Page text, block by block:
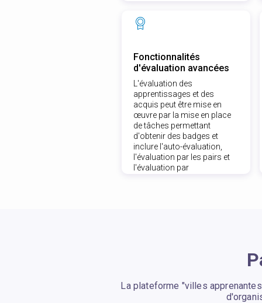
Fonctionnalités
d'évaluation avancées
L'évaluation des
apprentissages et des
acquis peut être mise en
œuvre par la mise en place
de tâches permettant
d'obtenir des badges et
inclure l'auto-évaluation,
l'évaluation par les pairs et
l'évaluation par
La plateforme "villes